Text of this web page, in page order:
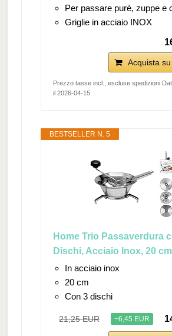
Per passare purè, zuppe e
Griglie in acciaio INOX
Acquista
Prezzo tasse incl., escluse spedizioni
il 2026-04-15
BESTSELLER N. 5
Home Trio Passaverdura
Dischi, Acciaio Inox, 20 cm
In acciaio inox
20 cm
Con 3 dischi
21,25 EUR −6,45 EUR